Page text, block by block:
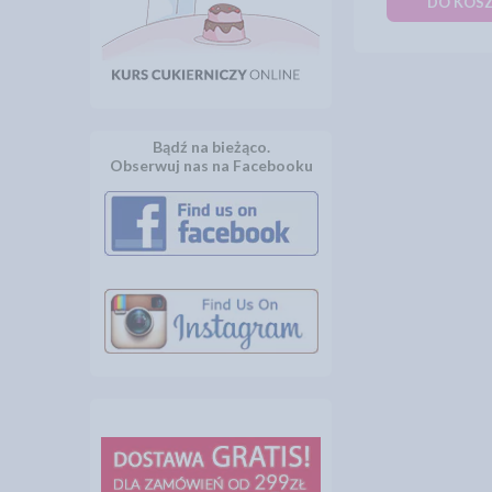
Bądź na bieżąco.
Obserwuj nas na Facebooku